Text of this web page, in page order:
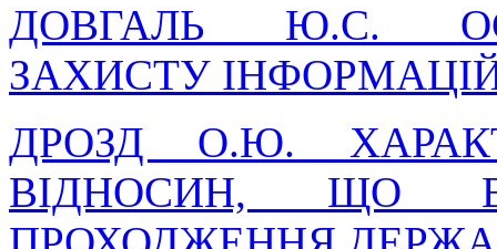
ДОВГАЛЬ Ю.С.
ЗАХИСТУ
ДРОЗД О.Ю.
ВІДНОСИН, ЩО